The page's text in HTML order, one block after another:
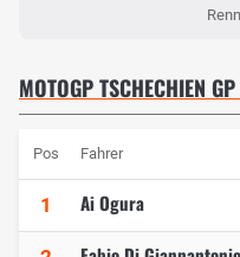
MOTOGP TSCHECHIEN
Pos Fahrer
1 Ai Ogura